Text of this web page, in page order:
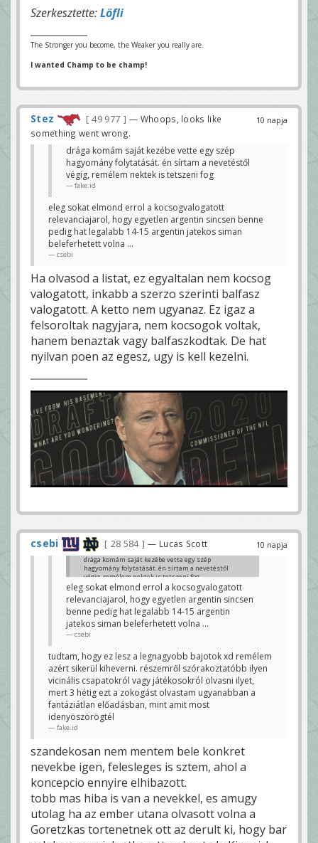
Szerkesztette:Löfli
The Stronger you become, the Weaker you really are.
I wanted Champ to be champ!
10 napja
Stez 49 977
— Whoops, looks like
something went wrong.
drága komám saját kezébe vette egy szép
hagyomány folytatását. én sírtam a nevetéstől
végig, remélem nektek is tetszeni fog
fake.id
eleg sokat elmond errol a kocsogvalogatott
relevanciajarol, hogy egyetlen argentin sincsen benne
pedig hat legalabb 14-15 argentin jatekos siman
beleferhetett volna ...
csebi
Ha olvasod a listat, ez egyaltalan nem kocsog
valogatott, inkabb a szerzo szerinti balfasz
valogatott. A ketto nem ugyanaz. Ez igaz a
felsoroltak nagyjara, nem kocsogok voltak,
hanem benaztak vagy balfaszkodtak. De hat
nyilvan poen az egesz, ugy is kell kezelni.
10 napja
csebi 28 584 — Lucas Scott
drága komám saját kezébe vette egy szép
hagyomány folytatását. én sírtam a nevetéstől
végig, remélem nektek is tetszeni fog
fake.id
eleg sokat elmond errol a kocsogvalogatott
relevanciajarol, hogy egyetlen argentin sincsen
benne pedig hat legalabb 14-15 argentin
jatekos siman beleferhetett volna ...
csebi
tudtam, hogy ez lesz a legnagyobb bajotok xd remélem
azért sikerül kiheverni. részemről szórakoztatóbb ilyen
vicinális csapatokról vagy játékosokról olvasni ilyet,
mert 3 hétig ezt a zokogást olvastam ugyanabban a
fantáziátlan előadásban, mint amit most
idenyöszörögtél
fake.id
szandekosan nem mentem bele konkret
nevekbe igen, felesleges is sztem, ahol a
koncepcio ennyire elhibazott.
tobb mas hiba is van a nevekkel, es amugy
utolag ha az ember utana olvasott volna a
Goretzkas tortenetnek ott az derult ki, hogy bar